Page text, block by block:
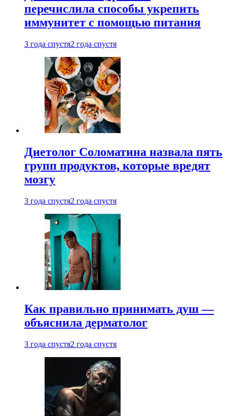
перечислила способы укрепить
иммунитет с помощью питания
3 года спустя2 года спустя
Диетолог Соломатина назвала пять
групп продуктов, которые вредят
мозгу
3 года спустя2 года спустя
Как правильно принимать душ —
объяснила дерматолог
3 года спустя2 года спустя